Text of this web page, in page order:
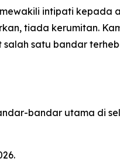
intipati kepada
tiada kerumitan.
satu bandar
bandar utama di